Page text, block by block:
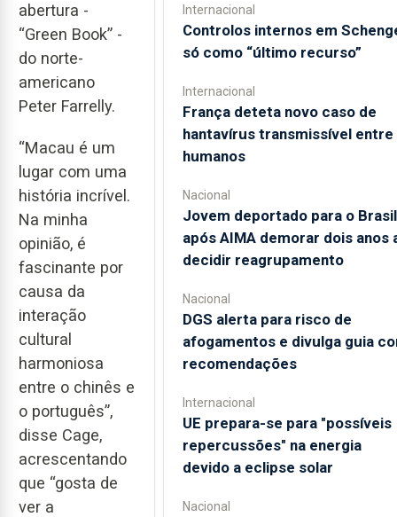
abertura -
“Green Book” -
do norte-
americano
Peter Farrelly.
“Macau é um
lugar com uma
história incrível.
Na minha
opinião, é
fascinante por
causa da
interação
cultural
harmoniosa
entre o chinês e
o português”,
disse Cage,
acrescentando
que “gosta de
ver a
Internacional
Controlos internos em
só como “último recurso”
Internacional
França deteta novo caso de
hantavírus transmissível entre
humanos
Nacional
Jovem deportado para o Brasil
após AIMA demorar dois anos
decidir reagrupamento
Nacional
DGS alerta para risco de
afogamentos e divulga guia
recomendações
Internacional
UE prepara-se para "possíveis
repercussões" na energia
devido a eclipse solar
Nacional